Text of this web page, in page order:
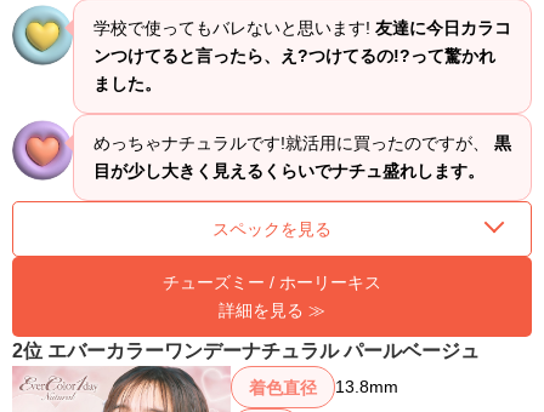
学校で使ってもバレないと思います! 友達に今日カラコ
ンつけてると言ったら、え?つけてるの!?って驚かれ
ました。
めっちゃナチュラルです!就活用に買ったのですが、 黒
目が少し大きく見えるくらいでナチュ盛れします。
スペックを見る
チューズミー / ホーリーキス
詳細を見る ≫
2位 エバーカラーワンデーナチュラル パールベージュ
着色直径 13.8mm